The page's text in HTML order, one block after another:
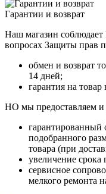
Гарантии и возврат
Наш магазин соблюдает
вопросах Защиты прав
обмен и возврат
14 дней;
гарантия на товар
НО мы предоставляем и
гарантированный
подобранного
товара (при
увеличение срока
сервисное
мелкого ремонта